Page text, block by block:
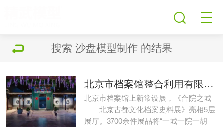
搜索 沙盘模型制作的结果
北京市档案馆整合利用有限资源制作沙盘模型复原五十年代初北京城的原貌
北京市档案馆上新常设展，《合院之城
——北京古都文化档案史料展》亮相5层
展厅。3700余件展品将“一城一院一胡